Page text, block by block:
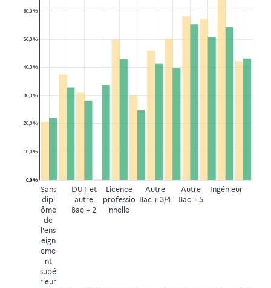
10,0 %
20,0 %
30,0 %
40,0 %
50,0 %
60,0 %
0,0 %
Sans
dipl
ôme
de
l'ens
eign
eme
nt
supé
rieur
DUT et
autre
Bac + 2
Licence
professio
nnelle
Autre
Bac + 3/4
Autre
Bac + 5
Ingénieur